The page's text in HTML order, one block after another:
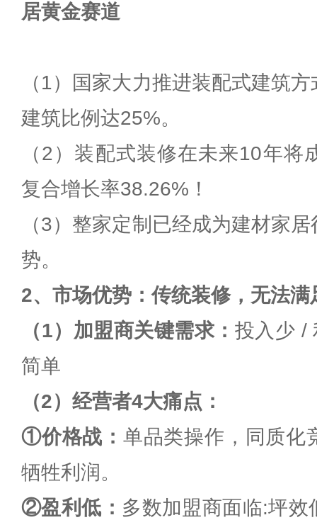
居黄金赛道
（1）国家大力推进装配式建筑
建筑比例达25%。
（2）装配式装修在未来10年将
复合增长率38.26%！
（3）整家定制已经成为建材家
势。
2、市场优势：传统装修，无法
（1）加盟商关键需求： 投入少 /
简单
（2）经营者4大痛点：
①价格战： 单品类操作，同质化
牺牲利润。
②盈利低： 多数加盟商面临:坪